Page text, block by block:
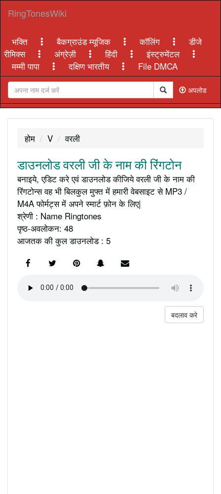
RingTonesWiki
भक्ति बैकग्राउंड म्यूजिक कॉलिंग
डीजे
रीमिक्स
अंग्रेज़ी हिंदी
इंस्ट्रुमेंटल
मम्मी पापा
दक्षिण भारतीय File DMCA
अपलोड
होम V वरली
डाउनलोड वरली जी के नाम की रिंगटोन
बनाइये, एडिट करे एवं डाउनलोड कीजिये वरली जी के नाम की
रिंगटोन्स वह भी बिलकुल मुफ्त में हमारी वेबसाइट से MP3 /
M4A फोर्मट्स में अपने स्मार्ट फ़ोन के लिए|
श्रेणी : Name Ringtones
पृष्ठ-अवलोकन: 48
आजतक की कुल डाउनलोड : 5
बदलाव करे